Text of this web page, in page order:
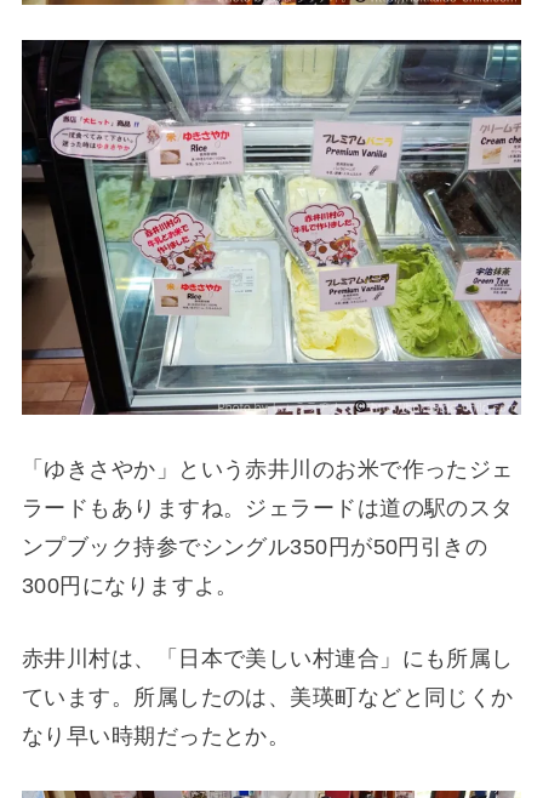
「ゆきさやか」という赤井川のお米で作ったジェ
ラードもありますね。ジェラードは道の駅のスタ
ンプブック持参でシングル350円が50円引きの
300円になりますよ。
赤井川村は、「日本で美しい村連合」にも所属し
ています。所属したのは、美瑛町などと同じくか
なり早い時期だったとか。